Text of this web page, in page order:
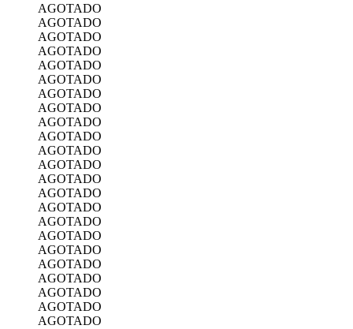
AGOTADO
AGOTADO
AGOTADO
AGOTADO
AGOTADO
AGOTADO
AGOTADO
AGOTADO
AGOTADO
AGOTADO
AGOTADO
AGOTADO
AGOTADO
AGOTADO
AGOTADO
AGOTADO
AGOTADO
AGOTADO
AGOTADO
AGOTADO
AGOTADO
AGOTADO
AGOTADO